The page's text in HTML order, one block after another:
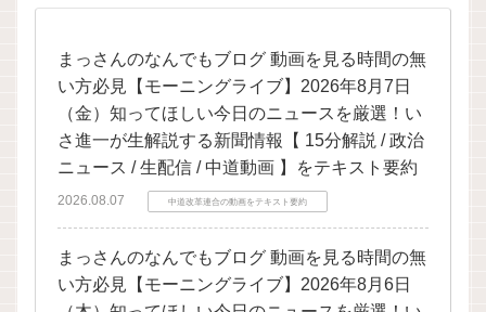
まっさんのなんでもブログ 動画を見る時間の無
い方必見【モーニングライブ】2026年8月7日
（金）知ってほしい今日のニュースを厳選！い
さ進一が生解説する新聞情報【 15分解説 / 政治
ニュース / 生配信 / 中道動画 】をテキスト要約
2026.08.07 中道改革連合の動画をテキスト要約
まっさんのなんでもブログ 動画を見る時間の無
い方必見【モーニングライブ】2026年8月6日